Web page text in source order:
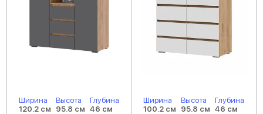
Ширина
120.2 см
Высота
95.8 см
Глубина
46 см
Ширина
100.2 см
Высота
95.8 см
Глубина
46 см